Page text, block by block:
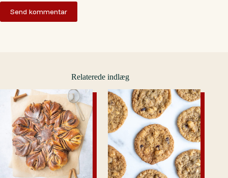
Send kommentar
Relaterede indlæg